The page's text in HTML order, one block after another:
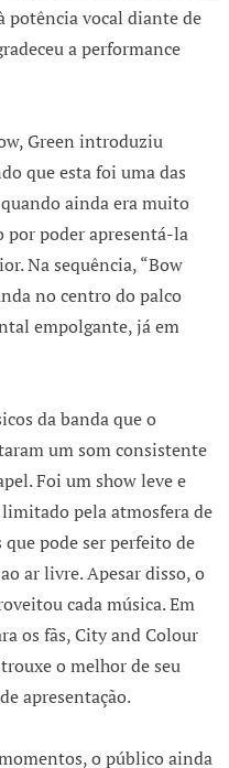
potência vocal diante de
a performance
Green introduziu
que esta foi uma das
ainda era muito
por poder apresentá-la
Na sequência, “Bow
no centro do palco
empolgante, já em
da banda que o
um som consistente
Foi um show leve e
pela atmosfera de
que pode ser perfeito de
ar livre. Apesar disso, o
cada música. Em
os fãs, City and Colour
o melhor de seu
apresentação.
o público ainda